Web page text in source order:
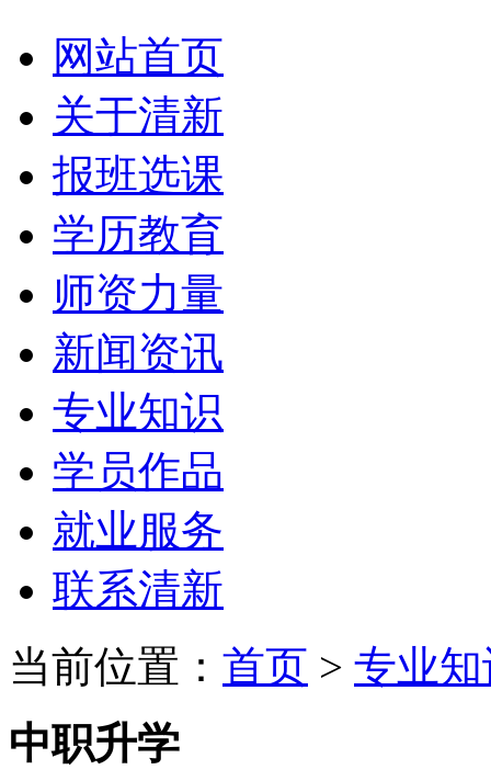
网站首页
关于清新
报班选课
学历教育
师资力量
新闻资讯
专业知识
学员作品
就业服务
联系清新
当前位置： 首页 > 专业
中职升学